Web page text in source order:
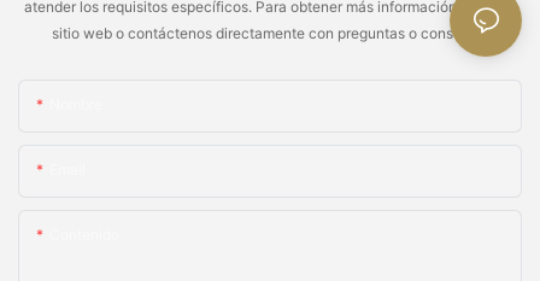
atender los requisitos específicos. Para obtener más información, visite el
sitio web o contáctenos directamente con preguntas o consultas.